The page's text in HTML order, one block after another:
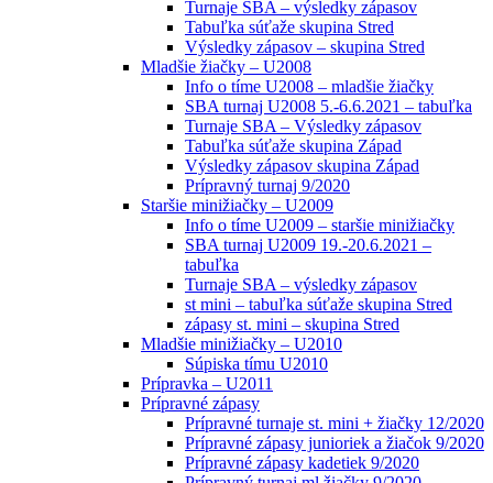
Turnaje SBA – výsledky zápasov
Tabuľka súťaže skupina Stred
Výsledky zápasov – skupina Stred
Mladšie žiačky – U2008
Info o tíme U2008 – mladšie žiačky
SBA turnaj U2008 5.-6.6.2021 – tabuľka
Turnaje SBA – Výsledky zápasov
Tabuľka súťaže skupina Západ
Výsledky zápasov skupina Západ
Prípravný turnaj 9/2020
Staršie minižiačky – U2009
Info o tíme U2009 – staršie minižiačky
SBA turnaj U2009 19.-20.6.2021 –
tabuľka
Turnaje SBA – výsledky zápasov
st mini – tabuľka súťaže skupina Stred
zápasy st. mini – skupina Stred
Mladšie minižiačky – U2010
Súpiska tímu U2010
Prípravka – U2011
Prípravné zápasy
Prípravné turnaje st. mini + žiačky 12/2020
Prípravné zápasy junioriek a žiačok 9/2020
Prípravné zápasy kadetiek 9/2020